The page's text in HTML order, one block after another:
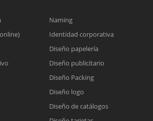
Naming
Identidad corporativa
Diseño papelería
Diseño publicitario
Diseño Packing
Diseño logo
Diseño de catálogos